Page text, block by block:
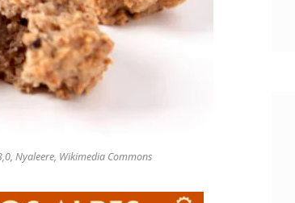
Nyaleere, Wikimedia Commons